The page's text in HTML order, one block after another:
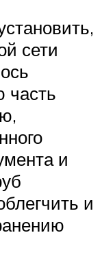
сети
часть
и
и